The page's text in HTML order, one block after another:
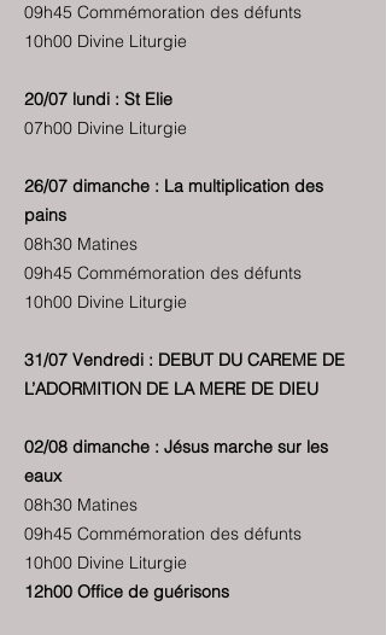
09h45 Commémoration des défunts
10h00 Divine Liturgie
20/07 lundi : St Elie
07h00 Divine Liturgie
26/07 dimanche : La multiplication des
pains
08h30 Matines
09h45 Commémoration des défunts
10h00 Divine Liturgie
31/07 Vendredi : DEBUT DU CAREME DE
L’ADORMITION DE LA MERE DE DIEU
02/08 dimanche : Jésus marche sur les
eaux
08h30 Matines
09h45 Commémoration des défunts
10h00 Divine Liturgie
12h00 Office de guérisons